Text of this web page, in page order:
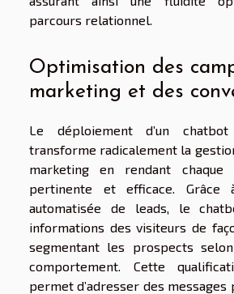
parcours relationnel.
Optimisation des
marketing et des
Le déploiement d’un
transforme radicalement la
marketing en rendant chaque
pertinente et efficace. Grâce
automatisée de leads, le
informations des visiteurs de
segmentant les prospects
comportement. Cette
permet d’adresser des messages